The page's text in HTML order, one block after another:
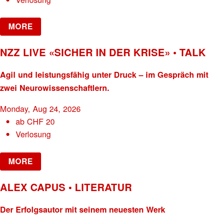
MORE
NZZ LIVE «SICHER IN DER KRISE» • TALK
Agil und leistungsfähig unter Druck – im Gespräch mit
zwei Neurowissenschaftlern.
Monday, Aug 24, 2026
abCHF 20
Verlosung
MORE
ALEX CAPUS • LITERATUR
Der Erfolgsautor mit seinem neuesten Werk